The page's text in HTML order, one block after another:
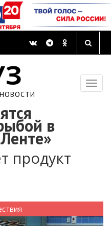
в
продукт